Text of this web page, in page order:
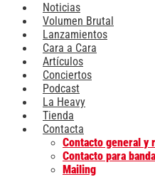
Noticias
Volumen Brutal
Lanzamientos
Cara a Cara
Artículos
Conciertos
Podcast
La Heavy
Tienda
Contacta
Contacto general y
Contacto para
Mailing